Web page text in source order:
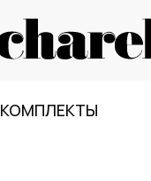
КОМПЛЕКТЫ